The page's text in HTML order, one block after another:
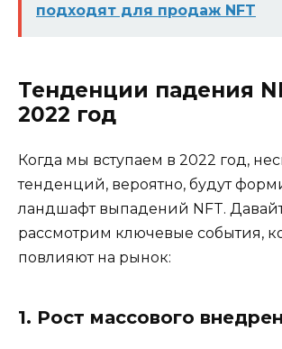
подходят для продаж NFT
Тенденции падения
2022 год
Когда мы вступаем в 2022 год,
тенденций, вероятно, будут
ландшафт выпадений NFT.
рассмотрим ключевые события,
повлияют на рынок:
1. Рост массового